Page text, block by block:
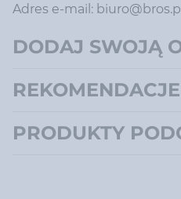
Adres e-mail: biuro@bros.pl
DODAJ SWOJĄ
REKOMENDACJE
PRODUKTY